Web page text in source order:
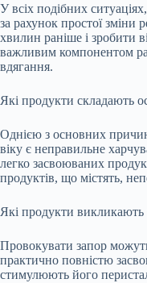
У всіх подібних
за рахунок простої зміни
хвилин раніше і зробити
важливим компонентом
вдягання.
Які продукти складають
Однією з основних
віку є неправильне
легко засвоюваних
продуктів, що містять,
Які продукти викликають
Провокувати запор
практично повністю
стимулюють його